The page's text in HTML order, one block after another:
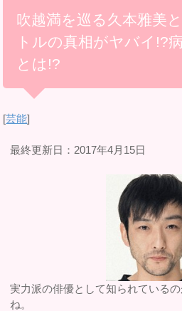
吹越満を巡る久本雅美
トルの真相がヤバイ!?
とは!?
[芸能]
最終更新日：2017年4月15日
実力派の俳優として知られている
ね。